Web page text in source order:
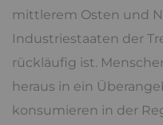
mittlerem Osten und
Industriestaaten der
rückläufig ist.
heraus in ein
konsumieren in der